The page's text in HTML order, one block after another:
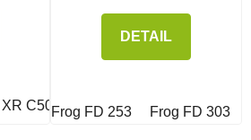
C5000 Aero XR C3000
DETAIL
Frog FD 253 Frog FD 303